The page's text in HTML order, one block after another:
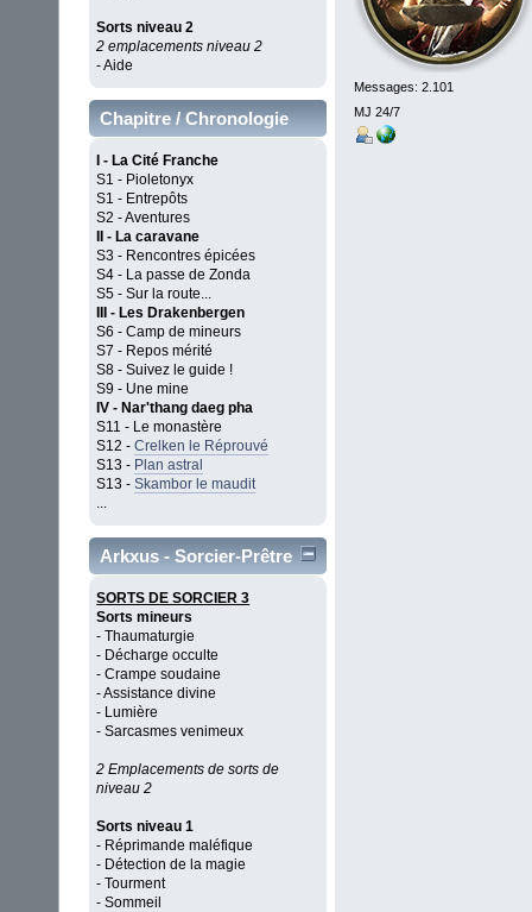
Sorts niveau 2
2 emplacements niveau 2
- Aide
Chapitre / Chronologie
I - La Cité Franche
S1 - Pioletonyx
S1 - Entrepôts
S2 - Aventures
II - La caravane
S3 - Rencontres épicées
S4 - La passe de Zonda
S5 - Sur la route...
III - Les Drakenbergen
S6 - Camp de mineurs
S7 - Repos mérité
S8 - Suivez le guide !
S9 - Une mine
IV - Nar'thang daeg pha
S11 - Le monastère
S12 -Crelken le Réprouvé
S13 - Plan astral
S13 -Skambor le maudit
...
Arkxus - Sorcier-Prêtre
SORTS DE SORCIER 3
Sorts mineurs
- Thaumaturgie
- Décharge occulte
- Crampe soudaine
- Assistance divine
- Lumière
- Sarcasmes venimeux
2 Emplacements de sorts de
niveau 2
Sorts niveau 1
- Réprimande maléfique
- Détection de la magie
- Tourment
- Sommeil
Messages: 2.101
MJ 24/7